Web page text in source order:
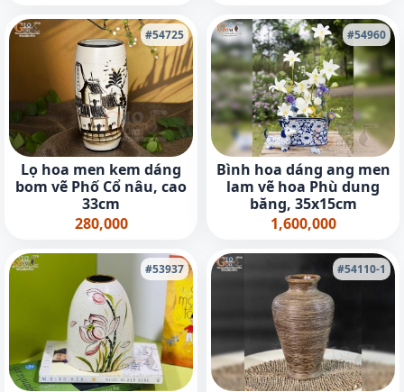
#54725
Lọ hoa men kem dáng
bom vẽ Phố Cổ nâu, cao
33cm
280,000
#54960
Bình hoa dáng ang men
lam vẽ hoa Phù dung
băng, 35x15cm
1,600,000
#53937 #54110-1